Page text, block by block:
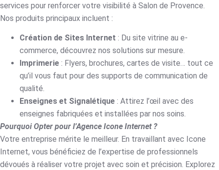
services pour renforcer votre visibilité à Salon de Provence.
Nos produits principaux incluent :
Création de Sites Internet : Du site vitrine au e-
commerce, découvrez nos solutions sur mesure.
Imprimerie : Flyers, brochures, cartes de visite… tout ce
qu’il vous faut pour des supports de communication de
qualité.
Enseignes et Signalétique : Attirez l’œil avec des
enseignes fabriquées et installées par nos soins.
Pourquoi Opter pour l’Agence Icone Internet ?
Votre entreprise mérite le meilleur. En travaillant avec Icone
Internet, vous bénéficiez de l’expertise de professionnels
dévoués à réaliser votre projet avec soin et précision. Explorez